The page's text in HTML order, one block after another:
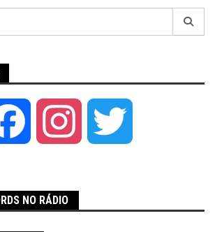
Facebook Instagram
NO RÁDIO